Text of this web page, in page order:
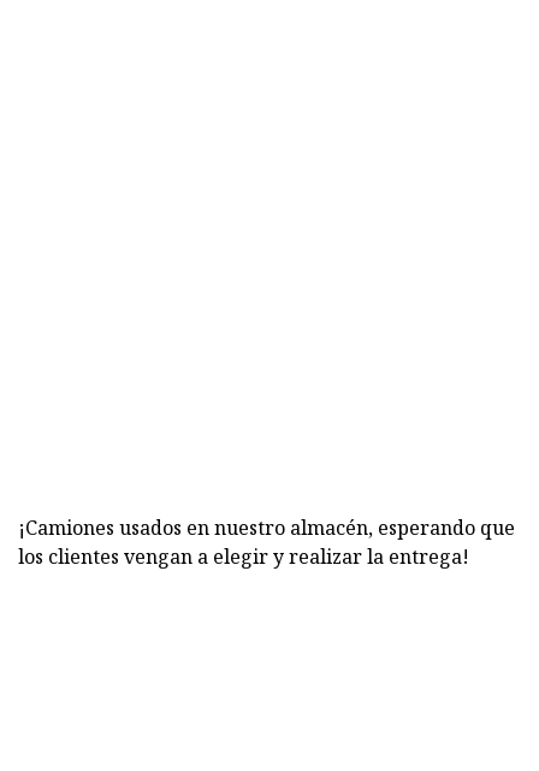
¡Camiones usados ​​en nuestro almacén, esperando que
los clientes vengan a elegir y realizar la entrega!